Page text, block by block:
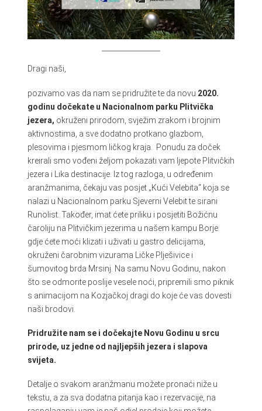
Dragi naši,
pozivamo vas da nam se pridružite te da novu 2020.
godinu dočekate u Nacionalnom parku Plitvička
jezera, okruženi prirodom, svježim zrakom i brojnim
aktivnostima, a sve dodatno protkano glazbom,
plesovima i pjesmom ličkog kraja. Ponudu za doček
kreirali smo vođeni željom pokazati vam ljepote Plitvičkih
jezera i Lika destinacije. Iz tog razloga, u određenim
aranžmanima, čekaju vas posjet „Kući Velebita“ koja se
nalazi u Nacionalnom parku Sjeverni Velebit te sirani
Runolist. Također, imat ćete priliku i posjetiti Božićnu
čaroliju na Plitvičkim jezerima u našem kampu Borje
gdje ćete moći klizati i uživati u gastro delicijama,
okruženi čarobnim vizurama Ličke Plješivice i
šumovitog brda Mrsinj. Na samu Novu Godinu, nakon
što se odmorite poslije vesele noći, pripremili smo piknik
s animacijom na Kozjačkoj dragi do koje će vas dovesti
naši brodovi.
Pridružite nam se i dočekajte Novu Godinu u srcu
prirode, uz jedne od najljepših jezera i slapova
svijeta.
Detalje o svakom aranžmanu možete pronaći niže u
tekstu, a za sva dodatna pitanja kao i rezervacije, na